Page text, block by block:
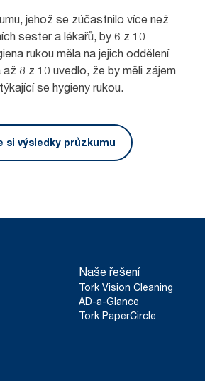
jehož se zúčastnilo více než
sester a lékařů, by 6 z 10
rukou měla na jejich oddělení
8 z 10 uvedlo, že by měli zájem
se hygieny rukou.
si výsledky průzkumu
Naše řešení
Tork Vision Cleaning
AD-a-Glance
Tork PaperCircle